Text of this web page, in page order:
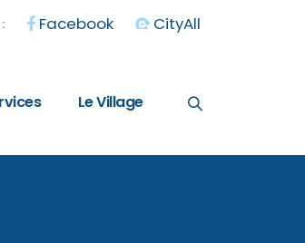
Facebook CityAll
Le Village